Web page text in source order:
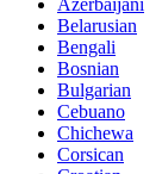
Azerbaijani
Belarusian
Bengali
Bosnian
Bulgarian
Cebuano
Chichewa
Corsican